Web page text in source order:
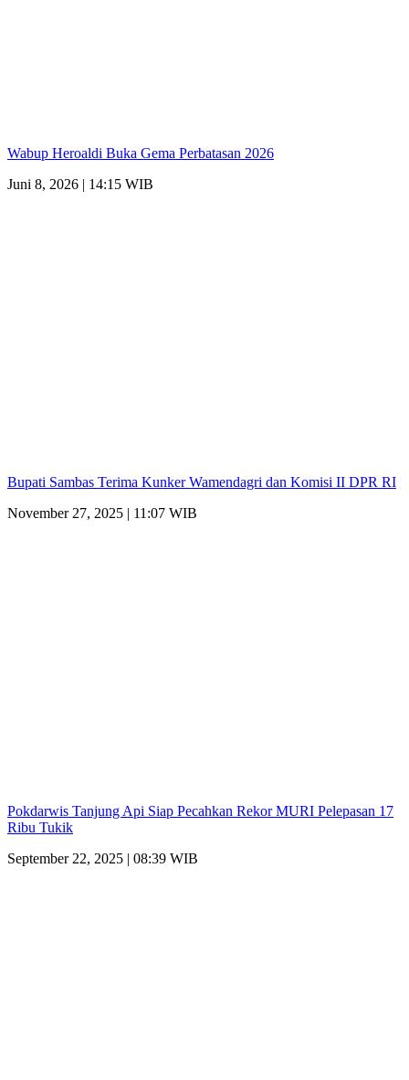
Wabup Heroaldi Buka Gema Perbatasan 2026
Juni 8, 2026 | 14:15 WIB
Bupati Sambas Terima Kunker Wamendagri dan Komisi II DPR RI
November 27, 2025 | 11:07 WIB
Pokdarwis Tanjung Api Siap Pecahkan Rekor MURI Pelepasan 17
Ribu Tukik
September 22, 2025 | 08:39 WIB